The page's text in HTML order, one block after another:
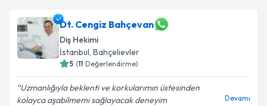
Dt. Cengiz Bahçevan
Diş Hekimi
İstanbul, Bahçelievler
5 (11 Değerlendirme)
Uzmanlığıyla beklenti ve korkularımın üstesinden
kolayca aşabilmemi sağlayacak deneyim
Devamı